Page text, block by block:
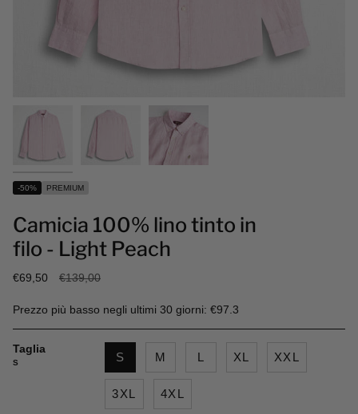
-50% PREMIUM
Camicia 100% lino tinto in
filo - Light Peach
€69,50
Prezzo
€139,00
Prezzo più basso negli ultimi 30 giorni: €97.3
Taglia
S S M L XL XXL
3XL 4XL